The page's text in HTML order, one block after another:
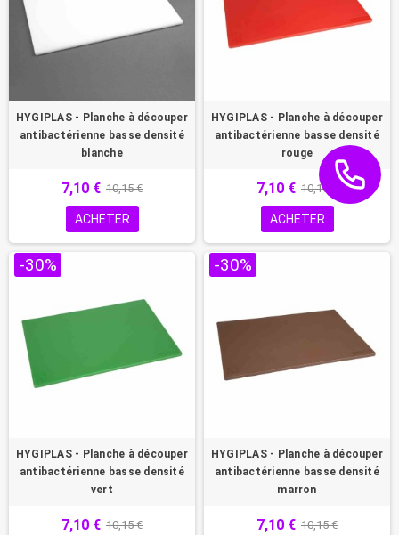
HYGIPLAS - Planche à découper
antibactérienne basse densité
blanche
7,10 € 10,15 €
ACHETER
HYGIPLAS - Planche à découper
antibactérienne basse densité
rouge
7,10 € 10,15 €
ACHETER
-30%
HYGIPLAS - Planche à découper
antibactérienne basse densité
vert
7,10 € 10,15 €
-30%
HYGIPLAS - Planche à découper
antibactérienne basse densité
marron
7,10 € 10,15 €